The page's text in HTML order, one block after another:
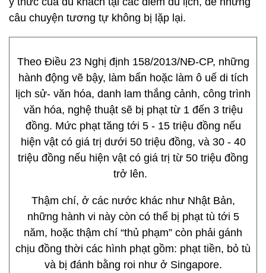
câu chuyện tương tự không bị lặp lại.
Theo Điều 23 Nghị định 158/2013/NĐ-CP, những
hành động vẽ bậy, làm bẩn hoặc làm ô uế di tích
lịch sử- văn hóa, danh lam thắng cảnh, công trình
văn hóa, nghệ thuật sẽ bị phạt từ 1 đến 3 triệu
đồng. Mức phạt tăng tới 5 - 15 triệu đồng nếu
hiện vật có giá trị dưới 50 triệu đồng, và 30 - 40
triệu đồng nếu hiện vật có giá trị từ 50 triệu đồng
trở lên.
Thậm chí, ở các nước khác như Nhật Bản,
những hành vi này còn có thể bị phạt tù tới 5
năm, hoặc thậm chí “thủ phạm” còn phải gánh
chịu đồng thời các hình phạt gồm: phạt tiền, bỏ tù
và bị đánh bằng roi như ở Singapore.